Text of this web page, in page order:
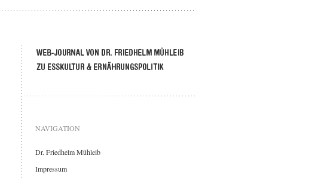
NAVIGATION
Dr. Friedhelm Mühleib
Impressum